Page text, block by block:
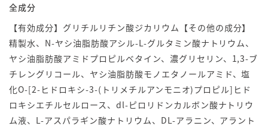
全成分
【有効成分】グリチルリチン酸ジカリウム【その他の成分】
精製水、N-ヤシ油脂肪酸アシル-L-グルタミン酸ナトリウム、
ヤシ油脂肪酸アミドプロピルベタイン、濃グリセリン、1,3-ブ
チレングリコール、ヤシ油脂肪酸モノエタノールアミド、塩
化O-[2-ヒドロキシ-3-(トリメチルアンモニオ)プロピル]ヒド
ロキシエチルセルロース、dl-ピロリドンカルボン酸ナトリウ
ム液、L-アスパラギン酸ナトリウム、DL-アラニン、アラント